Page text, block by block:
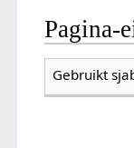
Pagina-
Gebruikt